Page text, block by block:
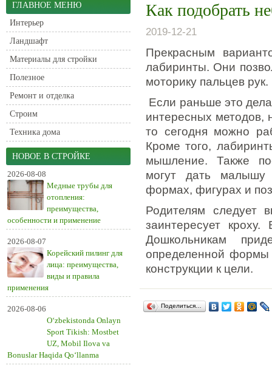
ГЛАВНОЕ МЕНЮ
Интерьер
Ландшафт
Материалы для стройки
Полезное
Ремонт и отделка
Строим
Техника дома
НОВОЕ В СТРОЙКЕ
2026-08-08
Медные трубы для
отопления:
преимущества,
особенности и применение
2026-08-07
Корейский пилинг для
лица: преимущества,
виды и правила
применения
2026-08-06
O‘zbekistonda Onlayn
Sport Tikish: Mostbet
UZ, Mobil Ilova va
Bonuslar Haqida Qo‘llanma
Как подобрать
2019-12-21
Прекрасным
лабиринты. Они
моторику пальцев рук.
Если раньше это
интересных методов,
то сегодня можно
Кроме того,
мышление. Также
могут дать малышу
формах, фигурах и
Родителям следует
заинтересует
Дошкольникам
определенной формы
конструкции к цели.
Поделиться…